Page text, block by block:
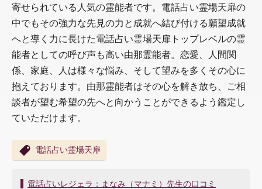
寄せられている人気の霊能者です。電話占い霊場天扉の
中でもその強力な先見の力と成就へ結び付ける願望成就
へと導く力に長けた電話占い霊場天扉トップレベルの霊
能者としての呼び声も高い由那霊能者。恋愛、人間関
係、家庭、人は様々な悩み、そして望みを多くその心に
抱えております。由那霊能者はその心を解き放ち、ご相
談者が望む希望の先へと向かうことができるよう鑑定し
ていただけます。
電話占い霊場天扉
投電話占いレジェラ：まなみ（マナミ）先生の口コミ